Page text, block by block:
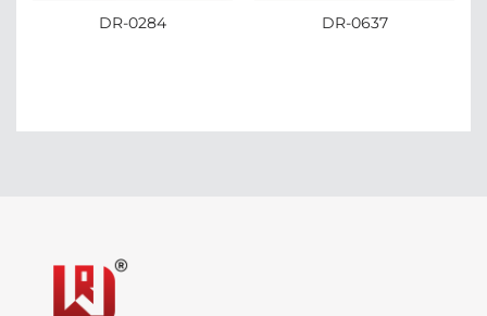
DR-0284 DR-0637